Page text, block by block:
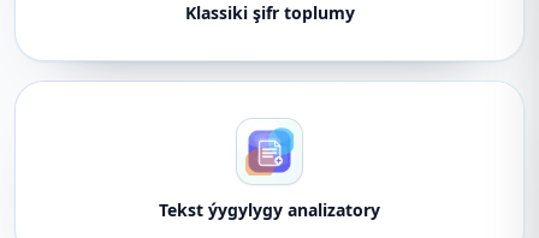
Klassiki şifr toplumy
Tekst ýygylygy analizatory